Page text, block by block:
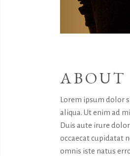
ABOUT
Lorem ipsum dolor
aliqua. Ut enim ad
Duis aute irure
occaecat cupidatat
omnis iste natus